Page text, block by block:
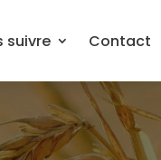
suivre Contact